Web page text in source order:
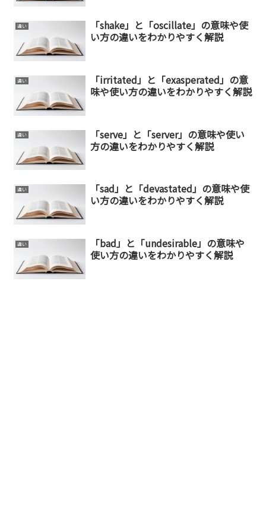
違い
「shake」と「oscillate」の意味や使
い方の違いをわかりやすく解説
違い
「irritated」と「exasperated」の意
味や使い方の違いをわかりやすく解説
違い
「serve」と「server」の意味や使い
方の違いをわかりやすく解説
違い
「sad」と「devastated」の意味や使
い方の違いをわかりやすく解説
違い
「bad」と「undesirable」の意味や
使い方の違いをわかりやすく解説